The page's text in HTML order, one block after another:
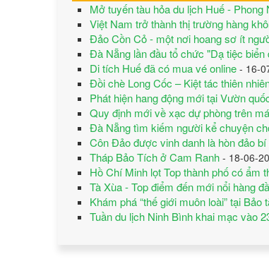
Mở tuyến tàu hỏa du lịch Huế - Phong
Việt Nam trở thành thị trường hàng
Đảo Cồn Cỏ - một nơi hoang sơ ít
Đà Nẵng lần đầu tổ chức "Dạ tiệc biển
Di tích Huế đã có mua vé online - 16-
Đồi chè Long Cốc – Kiệt tác thiên
Phát hiện hang động mới tại Vườn
Quy định mới về xạc dự phòng trên
Đà Nẵng tìm kiếm người kể chuyện
Côn Đảo được vinh danh là hòn đảo bí
Tháp Bảo Tích ở Cam Ranh - 18-06-
Hồ Chí Minh lọt Top thành phố có ẩm
Tà Xùa - Top điểm đến mới nổi hàng
Khám phá “thế giới muôn loài” tại Bảo
Tuần du lịch Ninh Bình khai mạc vào